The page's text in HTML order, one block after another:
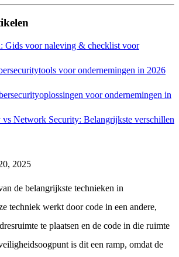
Gids voor naleving & checklist voor
voor ondernemingen in 2026
voor ondernemingen in
vs Network Security: Belangrijkste verschillen
2025
de belangrijkste technieken in
techniek werkt door code in een andere,
te plaatsen en de code in die ruimte
is dit een ramp, omdat de